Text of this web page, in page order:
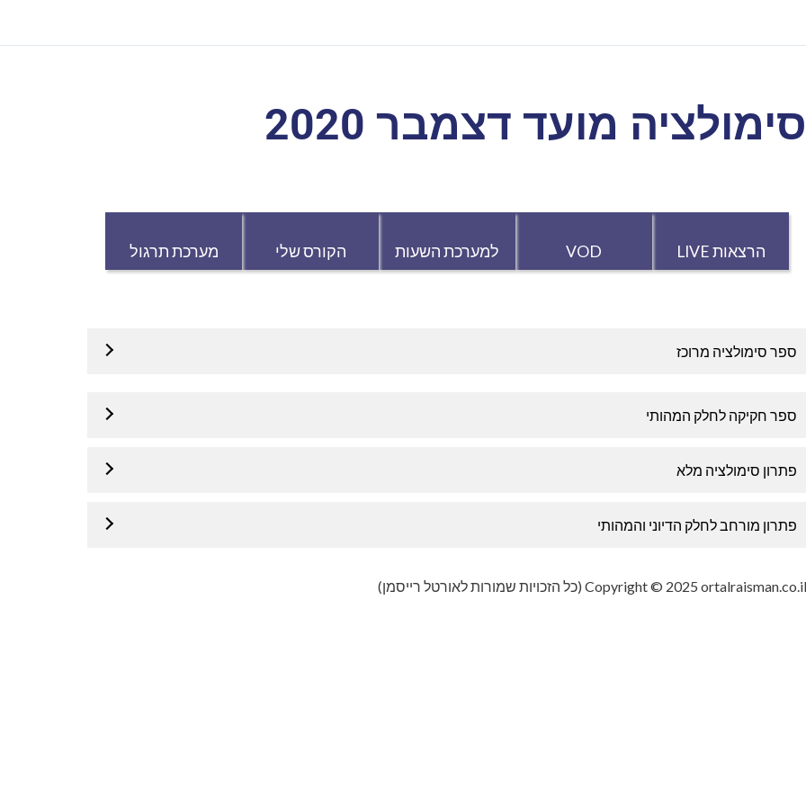
סימולציה מועד דצמבר 2020
הרצאות LIVE VOD למערכת השעות הקורס שלי מערכת תרגול
ספר סימולציה מרוכז
ספר חקיקה לחלק המהותי
פתרון סימולציה מלא
פתרון מורחב לחלק הדיוני והמהותי
Copyright © 2025 ortalraisman.co.il (כל הזכויות שמורות לאורטל רייסמן)